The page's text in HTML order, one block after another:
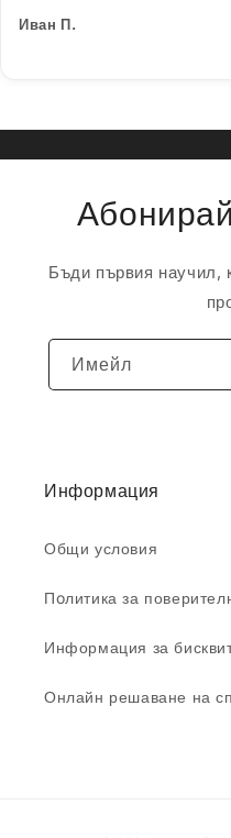
Иван П.
Бъди първия научил,
Имейл
Информация
Общи условия
Пoлитика за
Информация за
Онлайн решаване на